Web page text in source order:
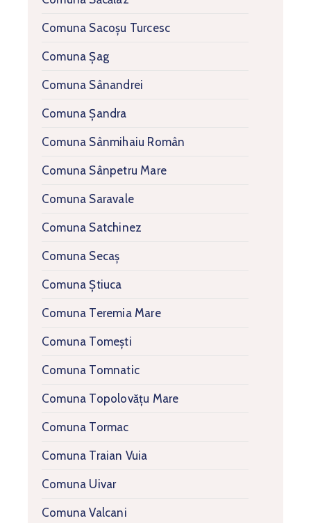
Comuna Sacoșu Turcesc
Comuna Șag
Comuna Sânandrei
Comuna Șandra
Comuna Sânmihaiu Român
Comuna Sânpetru Mare
Comuna Saravale
Comuna Satchinez
Comuna Secaș
Comuna Știuca
Comuna Teremia Mare
Comuna Tomești
Comuna Tomnatic
Comuna Topolovățu Mare
Comuna Tormac
Comuna Traian Vuia
Comuna Uivar
Comuna Valcani